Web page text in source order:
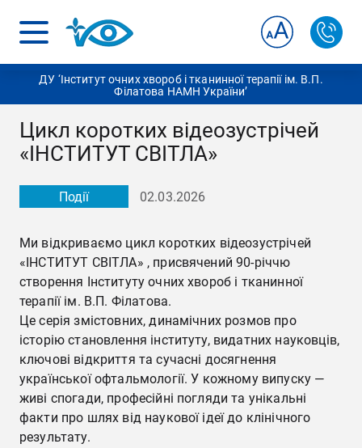
ДУ ‘Інститут очних хвороб і тканинної терапії ім. В.П.
Філатова НАМН України’
Цикл коротких відеозустрічей
«ІНСТИТУТ СВІТЛА»
Події 02.03.2026
Ми відкриваємо цикл коротких відеозустрічей
«ІНСТИТУТ СВІТЛА» , присвячений 90-річчю
створення Інституту очних хвороб і тканинної
терапії ім. В.П. Філатова.
Це серія змістовних, динамічних розмов про
історію становлення інституту, видатних науковців,
ключові відкриття та сучасні досягнення
української офтальмології. У кожному випуску —
живі спогади, професійні погляди та унікальні
факти про шлях від наукової ідеї до клінічного
результату.